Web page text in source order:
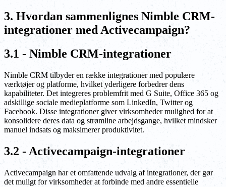
3. Hvordan sammenlignes Nimble CRM-
integrationer med Activecampaign?
3.1 - Nimble CRM-integrationer
Nimble CRM tilbyder en række integrationer med populære
værktøjer og platforme, hvilket yderligere forbedrer dens
kapabiliteter. Det integreres problemfrit med G Suite, Office 365 og
adskillige sociale medieplatforme som LinkedIn, Twitter og
Facebook. Disse integrationer giver virksomheder mulighed for at
konsolidere deres data og strømline arbejdsgange, hvilket mindsker
manuel indsats og maksimerer produktivitet.
3.2 - Activecampaign-integrationer
Activecampaign har et omfattende udvalg af integrationer, der gør
det muligt for virksomheder at forbinde med andre essentielle